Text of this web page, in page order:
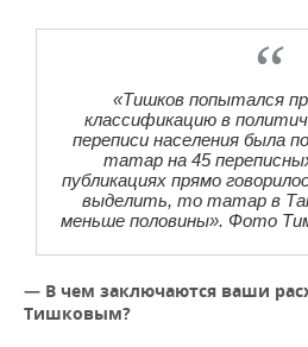
«Тишков попытался
классификацию в
переписи населения была
татар на 45
публикациях прямо
выделить, то татар в
меньше половины». Фото
— В чем заключаются ваши
Тишковым?